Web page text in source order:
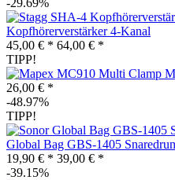
Kopfhörerverstärker 4-Kanal
45,00 € * 64,00 € *
TIPP!
26,00 € *
-48.97%
TIPP!
Global Bag GBS-1405
19,90 € * 39,00 € *
-39.15%